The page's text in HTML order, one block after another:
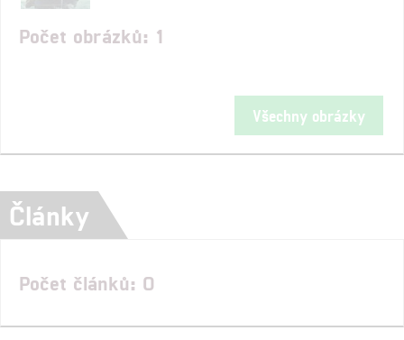
Počet obrázků: 1
Všechny obrázky
Články
Počet článků: 0